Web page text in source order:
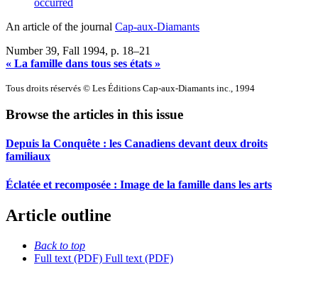
An article of the journal Cap-aux-Diamants
Number 39, Fall 1994, p. 18–21
« La famille dans tous ses états »
Tous droits réservés © Les Éditions Cap-aux-Diamants inc., 1994
Browse the articles in this issue
Depuis la Conquête : les Canadiens devant deux droits
familiaux
Éclatée et recomposée : Image de la famille dans les arts
Article outline
Back to top
Full text (PDF) Full text (PDF)